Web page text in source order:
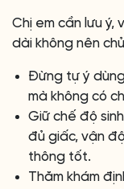
Chị em cần lưu ý,
dài không nên
Đừng tự ý
mà không có
Giữ chế độ
đủ giấc, vận
thông tốt.
Thăm khám